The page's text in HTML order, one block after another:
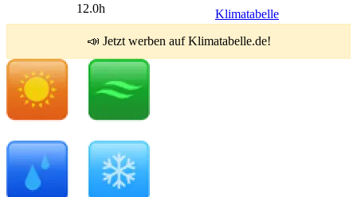
12.0h
Klimatabelle
📣 Jetzt werben auf Klimatabelle.de!